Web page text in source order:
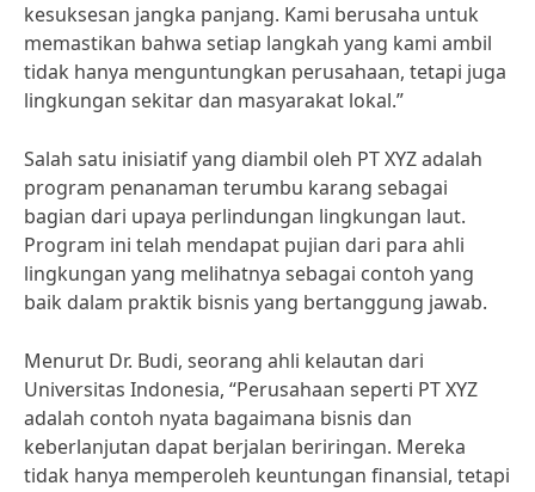
kesuksesan jangka panjang. Kami berusaha untuk
memastikan bahwa setiap langkah yang kami ambil
tidak hanya menguntungkan perusahaan, tetapi juga
lingkungan sekitar dan masyarakat lokal.”
Salah satu inisiatif yang diambil oleh PT XYZ adalah
program penanaman terumbu karang sebagai
bagian dari upaya perlindungan lingkungan laut.
Program ini telah mendapat pujian dari para ahli
lingkungan yang melihatnya sebagai contoh yang
baik dalam praktik bisnis yang bertanggung jawab.
Menurut Dr. Budi, seorang ahli kelautan dari
Universitas Indonesia, “Perusahaan seperti PT XYZ
adalah contoh nyata bagaimana bisnis dan
keberlanjutan dapat berjalan beriringan. Mereka
tidak hanya memperoleh keuntungan finansial, tetapi